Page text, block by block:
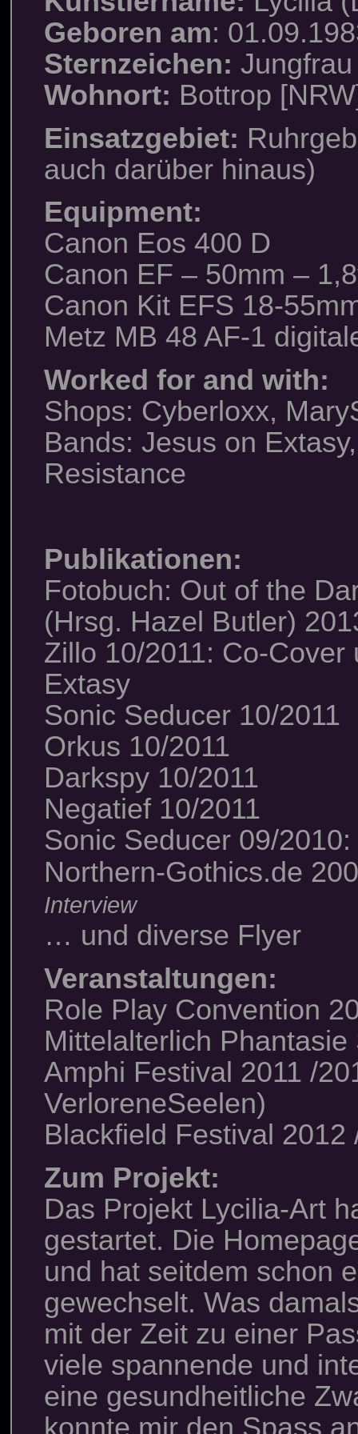
Geboren am:
Sternzeichen: Jungfrau
Wohnort: Bottrop
Einsatzgebiet:
auch darüber hinaus)
Equipment:
Canon Eos 400 D
Canon EF – 50mm –
Canon Kit EFS 18-
Metz MB 48 AF-1
Worked for and with:
Shops: Cyberloxx,
Bands: Jesus on
Resistance
Publikationen:
Fotobuch: Out of the
(Hrsg. Hazel Butler)
Zillo 10/2011: Co-
Extasy
Sonic Seducer 10/2011
Orkus 10/2011
Darkspy 10/2011
Negatief 10/2011
Sonic Seducer 09/2010:
Northern-Gothics.de
Interview
… und diverse Flyer
Veranstaltungen:
Role Play Convention
Mittelalterlich
Amphi Festival 2011 /
VerloreneSeelen)
Blackfield Festival
Zum Projekt:
Das Projekt Lycilia-Art
gestartet. Die
und hat seitdem schon
gewechselt. Was
mit der Zeit zu einer
viele spannende und
eine gesundheitliche
konnte mir den Spass